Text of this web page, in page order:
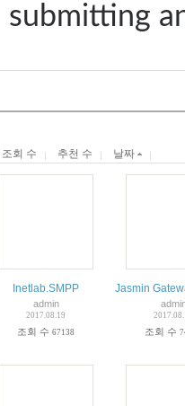
submitting
조회 수 추천 수 날짜
Inetlab.SMPP
admin
2017.08.19
조회 수 67138
Jasmin
조회 수